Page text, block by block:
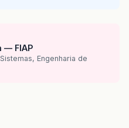
— FIAP
Engenharia de